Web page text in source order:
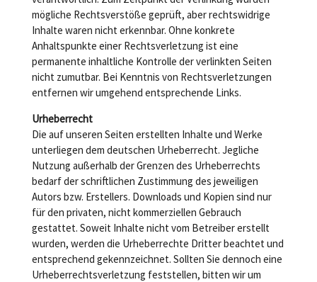
mögliche Rechtsverstöße geprüft, aber rechtswidrige
Inhalte waren nicht erkennbar. Ohne konkrete
Anhaltspunkte einer Rechtsverletzung ist eine
permanente inhaltliche Kontrolle der verlinkten Seiten
nicht zumutbar. Bei Kenntnis von Rechtsverletzungen
entfernen wir umgehend entsprechende Links.
Urheberrecht
Die auf unseren Seiten erstellten Inhalte und Werke
unterliegen dem deutschen Urheberrecht. Jegliche
Nutzung außerhalb der Grenzen des Urheberrechts
bedarf der schriftlichen Zustimmung des jeweiligen
Autors bzw. Erstellers. Downloads und Kopien sind nur
für den privaten, nicht kommerziellen Gebrauch
gestattet. Soweit Inhalte nicht vom Betreiber erstellt
wurden, werden die Urheberrechte Dritter beachtet und
entsprechend gekennzeichnet. Sollten Sie dennoch eine
Urheberrechtsverletzung feststellen, bitten wir um